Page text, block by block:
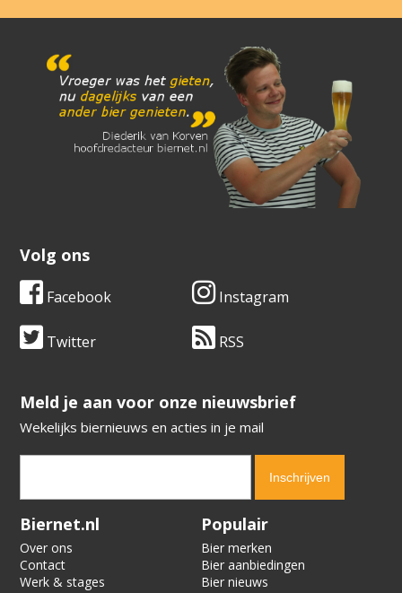
Volg ons
Facebook Instagram
Twitter RSS
​​​​​​​Meld je aan voor onze nieuwsbrief
Wekelijks biernieuws en acties in je mail
Verification code:
Biernet.nl
Over ons
Contact
Werk & stages
Populair
Bier merken
Bier aanbiedingen
Bier nieuws